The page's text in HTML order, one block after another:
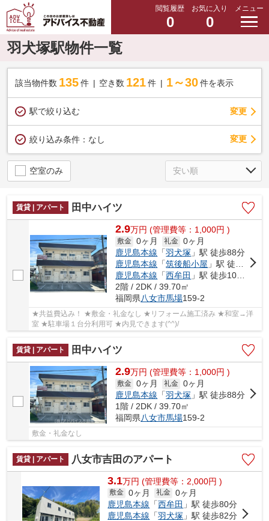
閲覧履歴
0
お気に入り
0
メニュー
羽犬塚駅物件一覧
該当物件数 135件 空き数 121 件 1～30 件を表示
駅で絞り込む 変更
絞り込み条件： なし 変更
空室のみ
賃貸 | アパート 田中ハイツ
2.9万円 (管理費等：1,000円 )
敷金 0ヶ月 礼金 0ヶ月
鹿児島本線 「羽犬塚 」駅 徒歩88分
鹿児島本線 「筑後船小屋 」駅 徒歩119分
鹿児島本線 「西牟田 」駅 徒歩107分
2階 / 2DK / 39.70㎡
福岡県八女市馬場159-2
★共益費込み！ ★敷金・礼金なし ★リフォーム施工済み ★和室→洋
室 ★駐車場１台分利用可 ★内見できます(^^)/
賃貸 | アパート 田中ハイツ
2.9万円 (管理費等：1,000円 )
敷金 0ヶ月 礼金 0ヶ月
鹿児島本線 「羽犬塚 」駅 徒歩88分
1階 / 2DK / 39.70㎡
福岡県八女市馬場159-2
敷金・礼金なし
賃貸 | アパート 八女市吉田のアパート
3.1万円 (管理費等：2,000円 )
敷金 0ヶ月 礼金 0ヶ月
鹿児島本線 「西牟田 」駅 徒歩80分
鹿児島本線 「羽犬塚 」駅 徒歩82分